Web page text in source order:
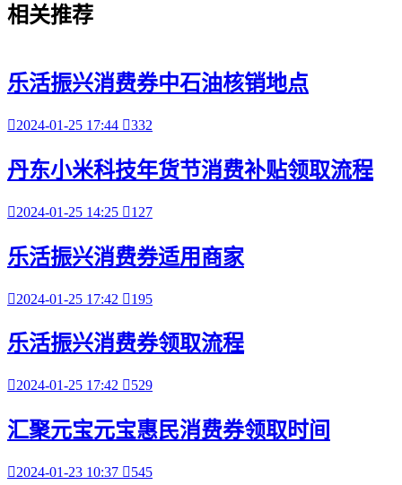
相关推荐
乐活振兴消费券中石油核销地点
2024-01-25 17:44 332
丹东小米科技年货节消费补贴领取流程
2024-01-25 14:25 127
乐活振兴消费券适用商家
2024-01-25 17:42 195
乐活振兴消费券领取流程
2024-01-25 17:42 529
汇聚元宝元宝惠民消费券领取时间
2024-01-23 10:37 545